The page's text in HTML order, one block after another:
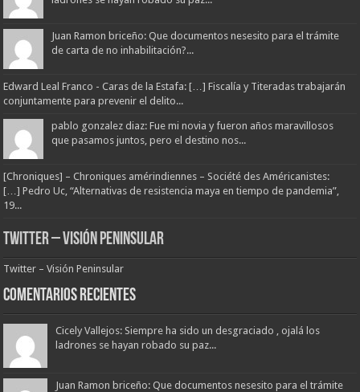
Juan Ramon briceño: Que documentos nesesito para el trámite
de carta de no inhabilitación?...
Edward Leal Franco - Caras de la Estafa: […] Fiscalía y Titeradas trabajarán
conjuntamente para prevenir el delito...
pablo gonzalez diaz: Fue mi novia y fueron años maravillosos
que pasamos juntos, pero el destino nos...
[Chroniques] – Chroniques amérindiennes – Société des Américanistes:
[…] Pedro Uc, “Alternativas de resistencia maya en tiempo de pandemia”,
19...
Twitter – Visión Peninsular
Twitter – Visión Peninsular
Comentarios Recientes
Cicely Vallejos: Siempre ha sido un desgraciado , ojalá los
ladrones se hayan robado su paz...
Juan Ramon briceño: Que documentos nesesito para el trámite